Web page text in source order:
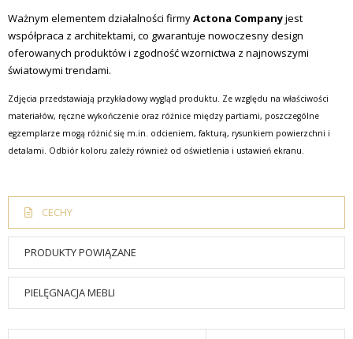
Ważnym elementem działalności firmyActona Companyjest
współpraca z architektami, co gwarantuje nowoczesny design
oferowanych produktów i zgodność wzornictwa z najnowszymi
światowymi trendami.
Zdjęcia przedstawiają przykładowy wygląd produktu. Ze względu na właściwości
materiałów, ręczne wykończenie oraz różnice między partiami, poszczególne
egzemplarze mogą różnić się m.in. odcieniem, fakturą, rysunkiem powierzchni i
detalami. Odbiór koloru zależy również od oświetlenia i ustawień ekranu.
CECHY
PRODUKTY POWIĄZANE
PIELĘGNACJA MEBLI